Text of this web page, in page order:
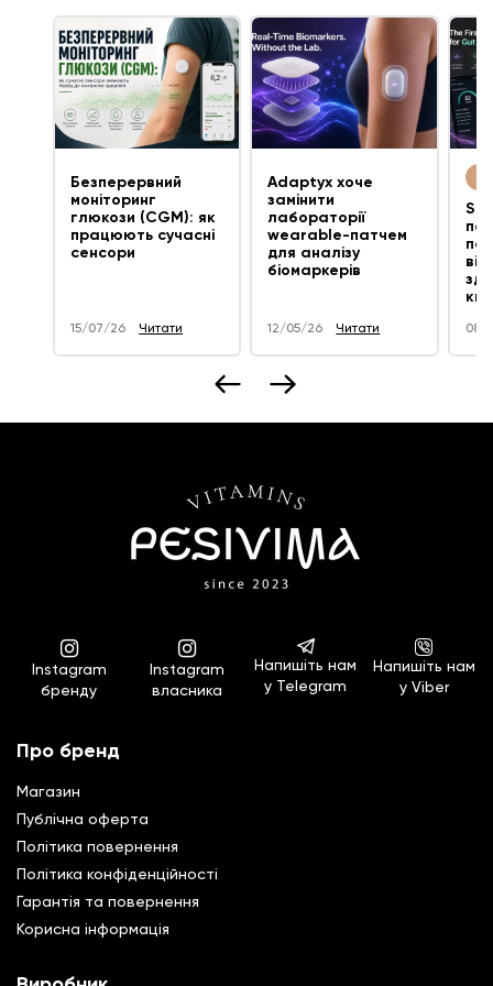
Безперервний
моніторинг
глюкози (CGM): як
працюють сучасні
сенсори
15/07/26 Читати
Adaptyx хоче
замінити
лабораторії
wearable-патчем
для аналізу
біомаркерів
12/05/26 Читати 08
Instagram
бренду
Instagram
власника
Напишіть нам
у Telegram
Напишіть нам
у Viber
Про бренд
Магазин
Публічна оферта
Політика повернення
Полiтика конфiденцiйностi
Гарантiя та повернення
Корисна інформація